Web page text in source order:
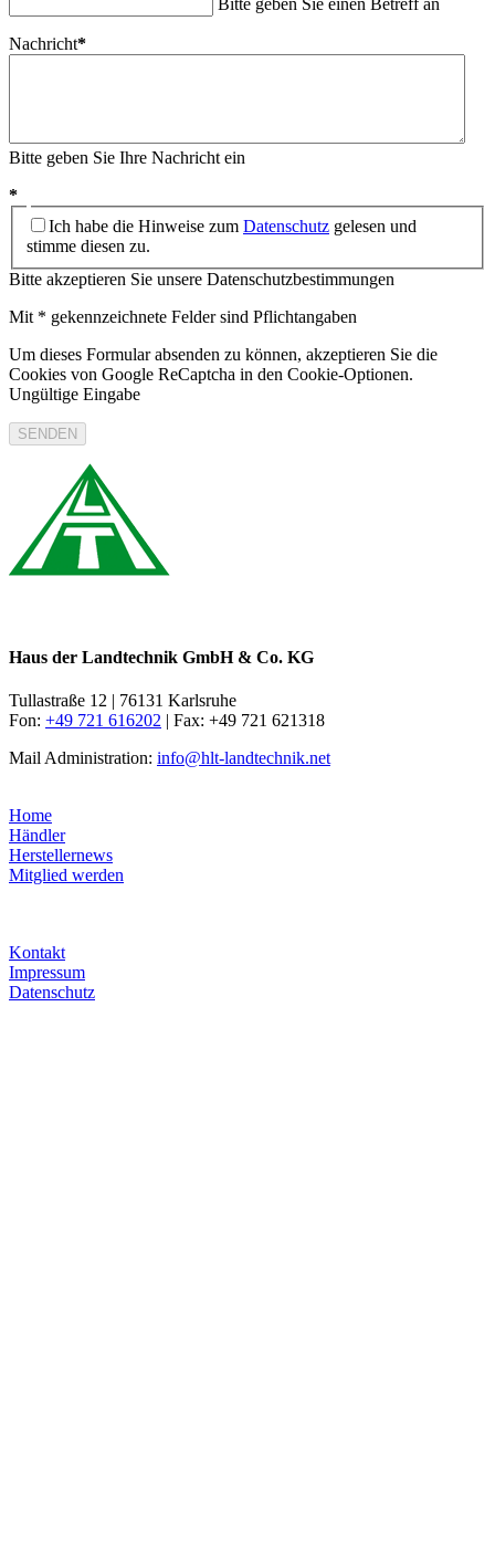
Bitte geben Sie einen Betreff an
Nachricht*
Bitte geben Sie Ihre Nachricht ein
*
Ich habe die Hinweise zum Datenschutz gelesen und
stimme diesen zu.
Bitte akzeptieren Sie unsere Datenschutzbestimmungen
Mit * gekennzeichnete Felder sind Pflichtangaben
Um dieses Formular absenden zu können, akzeptieren Sie die
Cookies von Google ReCaptcha in den Cookie-Optionen.
Ungültige Eingabe
SENDEN
Haus der Landtechnik GmbH & Co. KG
Tullastraße 12 | 76131 Karlsruhe
Fon: +49 721 616202 | Fax: +49 721 621318
Mail Administration: info@hlt-landtechnik.net
Home
Händler
Herstellernews
Mitglied werden
Kontakt
Impressum
Datenschutz